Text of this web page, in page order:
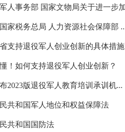
军人事务部 国家文物局关于进一步
家税务总局 人力资源社会保障部
省支持退役军人创业创新的具体措
！如何支持退役军人创业创新？
2023版退役军人教育培训承训机...
共和国军人地位和权益保障法
共和国国防法